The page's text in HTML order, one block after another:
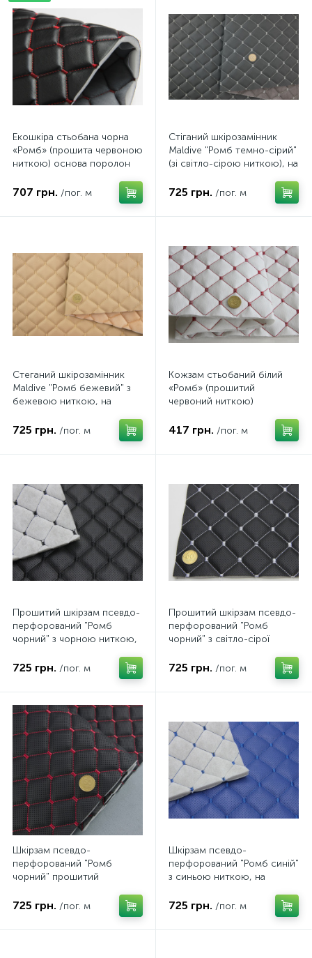
Екошкіра стьобана чорна
«Ромб» (прошита червоною
ниткою) основа поролон
707 грн. /пог. м
Стіганий шкірозамінник
Maldive "Ромб темно-сірий"
(зі світло-сірою ниткою), на
ширина 1,35м Туреччина
725 грн. /пог. м
Стеганий шкірозамінник
Maldive "Ромб бежевий" з
бежевою ниткою, на
ширина 1,35м Туреччина
725 грн. /пог. м
Кожзам стьобаний білий
«Ромб» (прошитий
червоний ниткою)
та флізеліном, ширина
417 грн. /пог. м
Прошитий шкірзам псевдо-
перфорований "Ромб
чорний" з чорною ниткою,
1,35м., Туреччина
725 грн. /пог. м
Прошитий шкірзам псевдо-
перфорований "Ромб
чорний" з світло-сірої
ширина 1,35м., Туреччина
725 грн. /пог. м
Шкірзам псевдо-
перфорований "Ромб
чорний" прошитий
поролоні 7мм, ширина
725 грн. /пог. м
Шкірзам псевдо-
перфорований "Ромб синій"
з синьою ниткою, на
1,35м., Туреччина
725 грн. /пог. м